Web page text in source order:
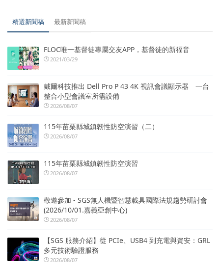
精選新聞稿 最新新聞稿
FLOC唯一基督徒專屬交友APP，基督徒的新福音
2021/03/29
戴爾科技推出 Dell Pro P 43 4K 視訊會議顯示器 一台
整合小型會議室所需設備
2026/08/07
115年苗栗縣城鎮韌性防空演習（二）
2026/08/07
115年苗栗縣城鎮韌性防空演習
2026/08/07
敬邀參加 - SGS無人機暨智慧載具國際法規趨勢研討會
(2026/10/01.嘉義亞創中心)
2026/08/07
【SGS 服務介紹】從 PCIe、USB4 到充電與資安：GRL
多元技術驗證服務
2026/08/07